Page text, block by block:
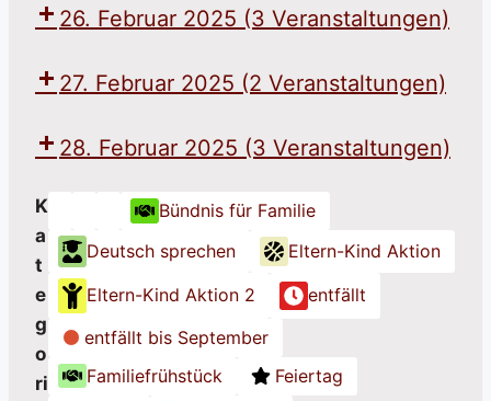
26. Februar 2025 (3 Veranstaltungen)
27. Februar 2025 (2 Veranstaltungen)
28. Februar 2025 (3 Veranstaltungen)
K
a
t
e
g
o
ri
a
t
e
g
o
r
a
t
e
g
o
r
a
e
g
r
Bündnis für Familie
Deutsch sprechen
Eltern-Kind Aktion
Eltern-Kind Aktion 2
entfällt
entfällt bis September
Familiefrühstück
Feiertag